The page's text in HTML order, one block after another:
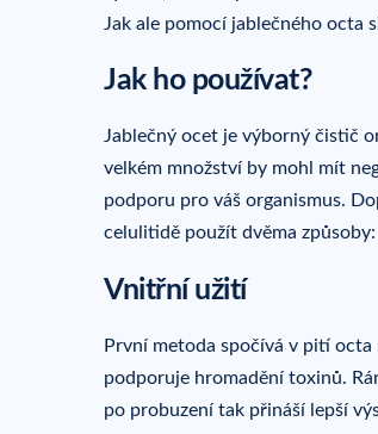
Jak ale pomocí jablečného octa
Jak ho používat?
Jablečný ocet je výborný čistič
velkém množství by mohl mít
podporu pro váš organismus.
celulitidě použít dvěma
Vnitřní užití
První metoda spočívá v pití octa
podporuje hromadění toxinů.
po probuzení tak přináší lepší